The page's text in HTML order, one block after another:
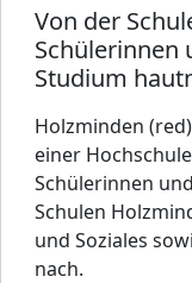
Von der
Schülerinnen
Studium
Holzminden
einer
Schülerinnen
Schulen
und Soziales
nach.